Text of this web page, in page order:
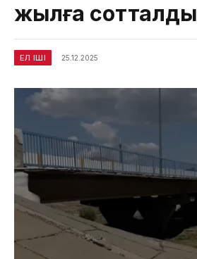
жылға сотталды
ЕЛ ІШІ 25.12.2025